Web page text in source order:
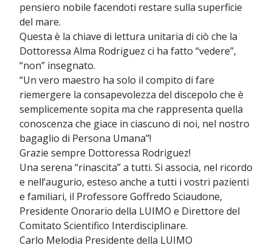
pensiero nobile facendoti restare sulla superficie
del mare.
Questa è la chiave di lettura unitaria di ciò che la
Dottoressa Alma Rodriguez ci ha fatto “vedere”,
“non” insegnato.
“Un vero maestro ha solo il compito di fare
riemergere la consapevolezza del discepolo che è
semplicemente sopita ma che rappresenta quella
conoscenza che giace in ciascuno di noi, nel nostro
bagaglio di Persona Umana”!
Grazie sempre Dottoressa Rodriguez!
Una serena “rinascita” a tutti. Si associa, nel ricordo
e nell’augurio, esteso anche a tutti i vostri pazienti
e familiari, il Professore Goffredo Sciaudone,
Presidente Onorario della LUIMO e Direttore del
Comitato Scientifico Interdisciplinare.
Carlo Melodia Presidente della LUIMO